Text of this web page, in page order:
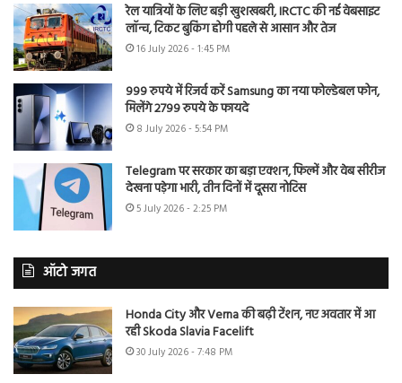
रेल यात्रियों के लिए बड़ी खुशखबरी, IRCTC की नई वेबसाइट
लॉन्च, टिकट बुकिंग होगी पहले से आसान और तेज
16 July 2026 - 1:45 PM
999 रुपये में रिजर्व करें Samsung का नया फोल्डेबल फोन,
मिलेंगे 2799 रुपये के फायदे
8 July 2026 - 5:54 PM
Telegram पर सरकार का बड़ा एक्शन, फिल्में और वेब सीरीज
देखना पड़ेगा भारी, तीन दिनों में दूसरा नोटिस
5 July 2026 - 2:25 PM
ऑटो जगत
Honda City और Verna की बढ़ी टेंशन, नए अवतार में आ
रही Skoda Slavia Facelift
30 July 2026 - 7:48 PM